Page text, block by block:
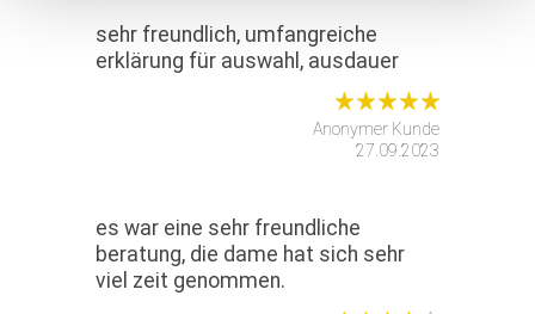
sehr freundlich, umfangreiche
erklärung für auswahl, ausdauer
Anonymer Kunde
27.09.2023
es war eine sehr freundliche
beratung, die dame hat sich sehr
viel zeit genommen.